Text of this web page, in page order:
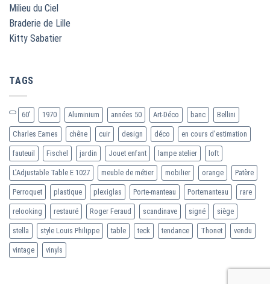
Milieu du Ciel
Braderie de Lille
Kitty Sabatier
TAGS
60' 1970 Aluminium années 50 Art-Déco banc Bellini
Charles Eames chêne cuir design déco en cours d'estimation
fauteuil Fischel jardin Jouet enfant lampe atelier loft
L’Adjustable Table E 1027 meuble de métier mobilier orange Patère
Perroquet plastique plexiglas Porte-manteau Portemanteau rare
relooking restauré Roger Feraud scandinave signé siège
stella style Louis Philippe table teck tendance Thonet vendu
vintage vinyls